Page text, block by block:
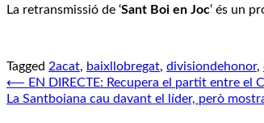
La retransmissió de ‘Sant Boi en Joc‘ és un
Tagged 2acat, baixllobregat, divisiondehonor,
Navegació
d'entrades
⟵ EN DIRECTE: Recupera el partit entre el
La Santboiana cau davant el líder, però